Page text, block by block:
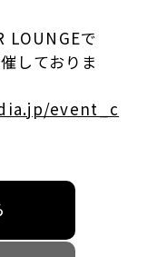
LOUNGEで
しておりま
event_c